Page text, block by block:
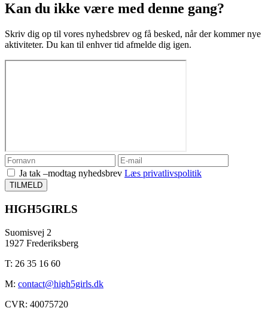
Kan du ikke være med denne gang?
Skriv dig op til vores nyhedsbrev og få besked, når der kommer nye
aktiviteter. Du kan til enhver tid afmelde dig igen.
Ja tak –modtag nyhedsbrev Læs privatlivspolitik
TILMELD
HIGH5GIRLS
Suomisvej 2
1927 Frederiksberg
T: 26 35 16 60
M: contact@high5girls.dk
CVR: 40075720